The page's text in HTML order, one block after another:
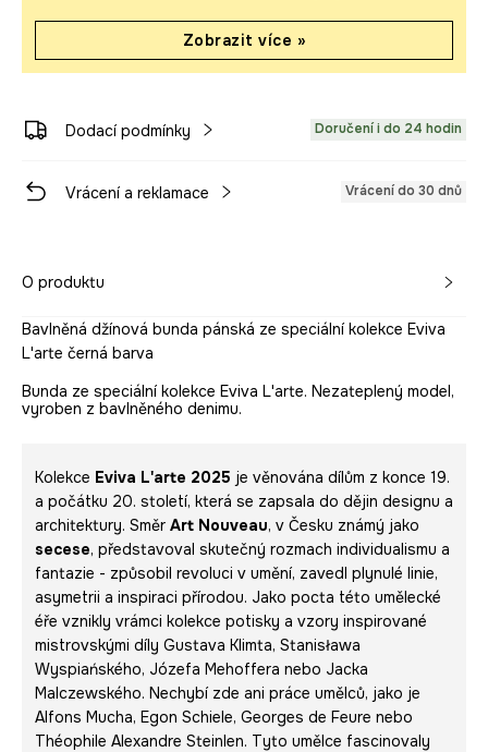
Zobrazit více »
Dodací podmínky Doručení i do 24 hodin
Vrácení a reklamace Vrácení do 30 dnů
O produktu
Bavlněná džínová bunda pánská ze speciální kolekce Eviva
L'arte černá barva
Bunda ze speciální kolekce Eviva L'arte. Nezateplený model,
vyroben z bavlněného denimu.
Kolekce Eviva L'arte 2025 je věnována dílům z konce 19.
a počátku 20. století, která se zapsala do dějin designu a
architektury. Směr Art Nouveau, v Česku známý jako
secese, představoval skutečný rozmach individualismu a
fantazie - způsobil revoluci v umění, zavedl plynulé linie,
asymetrii a inspiraci přírodou. Jako pocta této umělecké
éře vznikly vrámci kolekce potisky a vzory inspirované
mistrovskými díly Gustava Klimta, Stanisława
Wyspiańského, Józefa Mehoffera nebo Jacka
Malczewského. Nechybí zde ani práce umělců, jako je
Alfons Mucha, Egon Schiele, Georges de Feure nebo
Théophile Alexandre Steinlen. Tyto umělce fascinovaly